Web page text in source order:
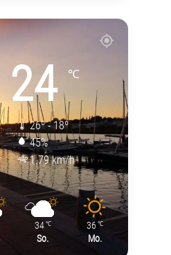
24℃
26º - 18º
45%
1.79 km/h
34 ℃
So.
36 ℃
Mo.